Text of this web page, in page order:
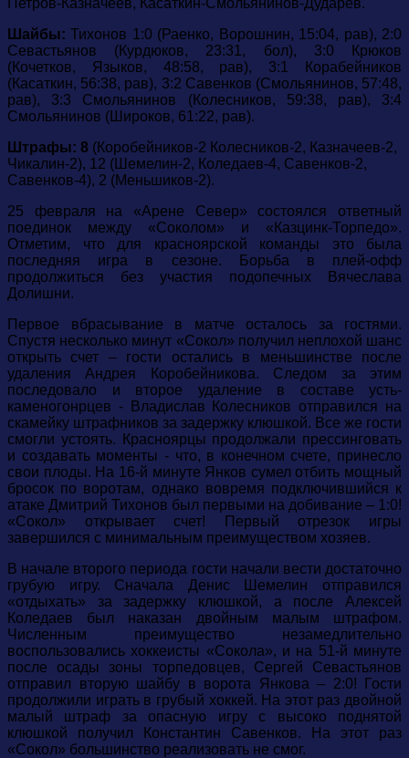
Шайбы:Тихонов 1:0 (Раенко, Ворошнин, 15:04, рав), 2:0
Севастьянов (Курдюков, 23:31, бол), 3:0 Крюков
(Кочетков, Языков, 48:58, рав), 3:1 Корабейников
(Касаткин, 56:38, рав), 3:2 Савенков (Смольянинов, 57:48,
рав), 3:3 Смольянинов (Колесников, 59:38, рав), 3:4
Смольянинов (Широков, 61:22, рав).
Штрафы: 8 (Коробейников-2 Колесников-2, Казначеев-2,
Чикалин-2), 12 (Шемелин-2, Коледаев-4, Савенков-2,
Савенков-4), 2 (Меньшиков-2).
25 февраля на «Арене Север» состоялся ответный
поединок между «Соколом» и «Казцинк-Торпедо».
Отметим, что для красноярской команды это была
последняя игра в сезоне. Борьба в плей-офф
продолжиться без участия подопечных Вячеслава
Долишни.
Первое вбрасывание в матче осталось за гостями.
Спустя несколько минут «Сокол» получил неплохой шанс
открыть счет – гости остались в меньшинстве после
удаления Андрея Коробейникова. Следом за этим
последовало и второе удаление в составе усть-
каменогонрцев - Владислав Колесников отправился на
скамейку штрафников за задержку клюшкой. Все же гости
смогли устоять. Красноярцы продолжали прессинговать
и создавать моменты - что, в конечном счете, принесло
свои плоды. На 16-й минуте Янков сумел отбить мощный
бросок по воротам, однако вовремя подключившийся к
атаке Дмитрий Тихонов был первыми на добивание – 1:0!
«Сокол» открывает счет! Первый отрезок игры
завершился с минимальным преимуществом хозяев.
В начале второго периода гости начали вести достаточно
грубую игру. Сначала Денис Шемелин отправился
«отдыхать» за задержку клюшкой, а после Алексей
Коледаев был наказан двойным малым штрафом.
Численным преимущество незамедлительно
воспользовались хоккеисты «Сокола», и на 51-й минуте
после осады зоны торпедовцев, Сергей Севастьянов
отправил вторую шайбу в ворота Янкова – 2:0! Гости
продолжили играть в грубый хоккей. На этот раз двойной
малый штраф за опасную игру с высоко поднятой
клюшкой получил Константин Савенков. На этот раз
«Сокол» большинство реализовать не смог.